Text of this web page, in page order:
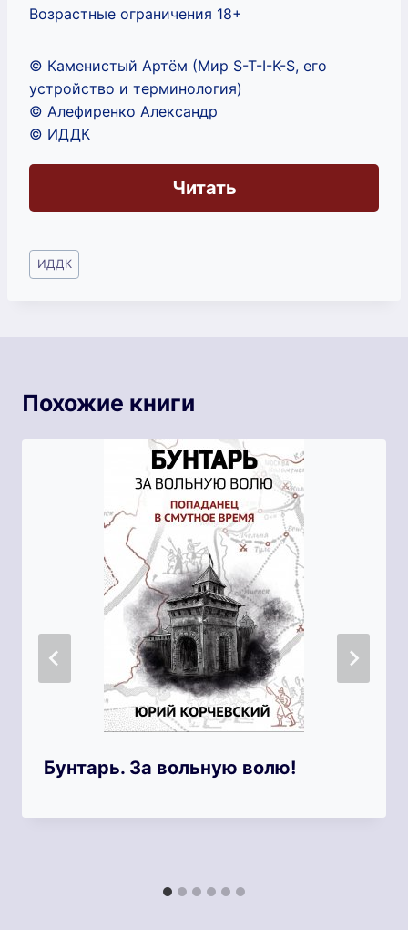
Возрастные ограничения 18+
© Каменистый Артём (Мир S-T-I-K-S, его
устройство и терминология)
© Алефиренко Александр
© ИДДК
Читать
Метки
записи:
ИДДК
Похожие книги
Бунтарь. За вольную волю!